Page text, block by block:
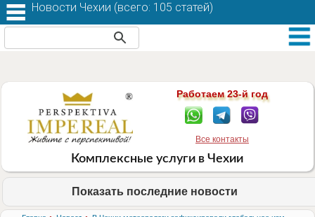
Работаем 23-й год
Все контакты
Комплексные услуги в Чехии
Показать последние новости
Новости Чехии (всего: 105 статей)